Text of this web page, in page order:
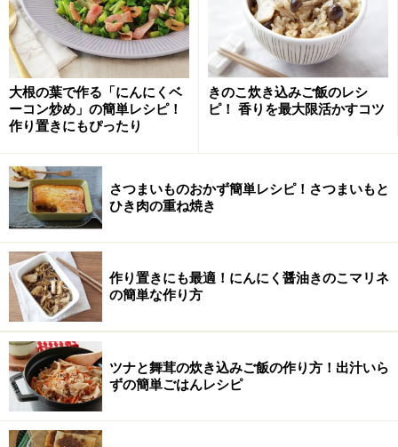
鍋にたっぷりの湯を沸かし塩(分量外)を加えてスパゲッ
ティーをゆでる。フライパンにオリーブオイルとにんに
く、赤唐辛子を入れて弱火にかけ、香りが立ったら玉ね
ぎをしんなりするまで炒め、油を切ったツナを加えて軽
く炒める。
大根の葉で作る「にんにくベ
ーコン炒め」の簡単レシピ！
作り置きにもぴったり
きのこ炊き込みご飯のレシ
ピ！ 香りを最大限活かすコツ
さつまいものおかず簡単レシピ！さつまいもと
ひき肉の重ね焼き
作り置きにも最適！にんにく醤油きのこマリネ
の簡単な作り方
ツナと舞茸の炊き込みご飯の作り方！出汁いら
ずの簡単ごはんレシピ